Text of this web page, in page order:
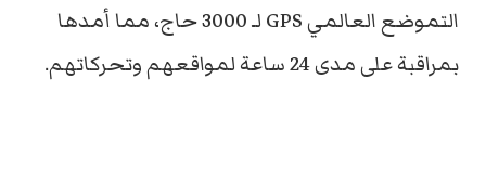
التموضع العالمي GPS لـ 3000 حاج، مما أمدها
بمراقبة على مدى 24 ساعة لمواقعهم وتحركاتهم.